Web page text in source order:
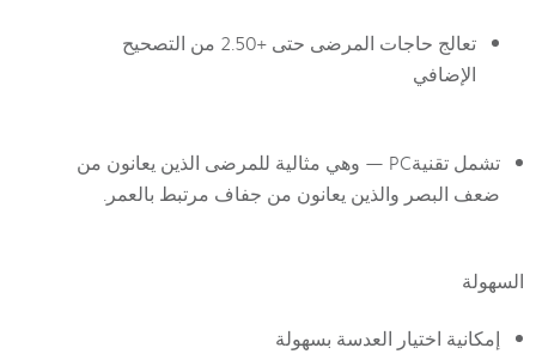
تعالج حاجات المرضى حتى +2.50 من التصحيح
الإضافي
تشمل تقنيةPC — وهي مثالية للمرضى الذين يعانون من
ضعف البصر والذين يعانون من جفاف مرتبط بالعمر.
السهولة
إمكانية اختيار العدسة بسهولة